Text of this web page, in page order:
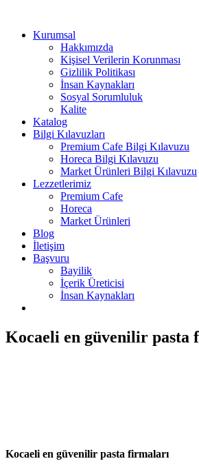
Kurumsal
Hakkımızda
Kişisel Verilerin Korunması
Gizlilik Politikası
İnsan Kaynakları
Sosyal Sorumluluk
Kalite
Katalog
Bilgi Kılavuzları
Premium Cafe Bilgi Kılavuzu
Horeca Bilgi Kılavuzu
Market Ürünleri Bilgi Kılavuzu
Lezzetlerimiz
Premium Cafe
Horeca
Market Ürünleri
Blog
İletişim
Başvuru
Bayilik
İçerik Üreticisi
İnsan Kaynakları
Kocaeli en güvenilir pasta
Kocaeli en güvenilir pasta firmaları